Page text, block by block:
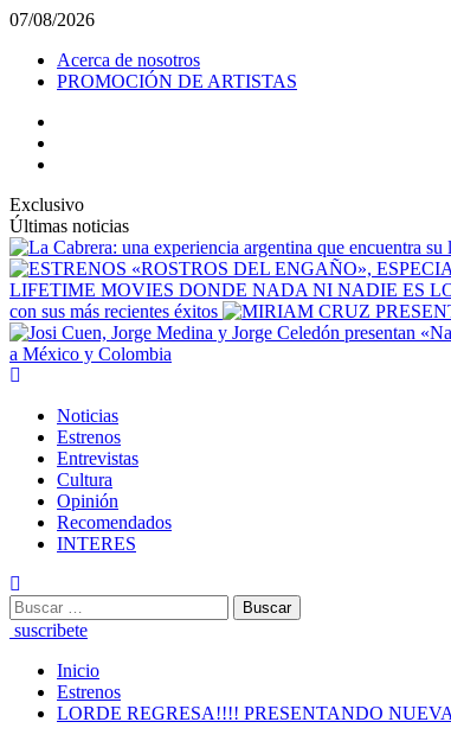
Saltar
contenido
07/08/2026
Acerca de nosotros
PROMOCIÓN DE ARTISTAS
Exclusivo
Últimas noticias
LIFETIME MOVIES DONDE NADA NI NADIE ES
con sus más recientes éxitos
a México y Colombia
Noticias
Estrenos
Entrevistas
Cultura
Opinión
Recomendados
INTERES
Buscar:
suscribete
Inicio
Estrenos
LORDE REGRESA!!!! PRESENTANDO